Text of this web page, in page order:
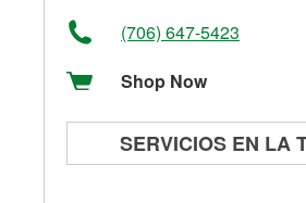
(706) 647-5423
Shop Now
SERVICIOS EN LA